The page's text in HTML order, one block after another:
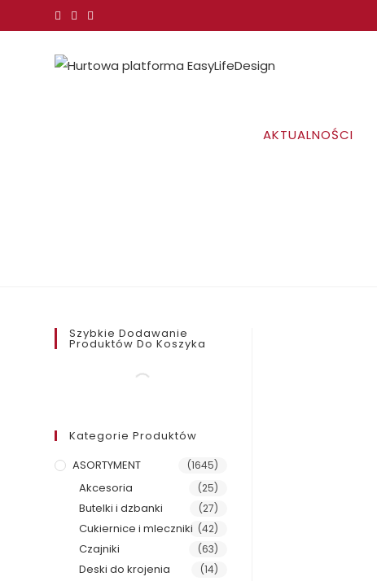
treści
AKTUALNOŚCI
Szybkie Dodawanie
Produktów Do Koszyka
Kategorie Produktów
ASORTYMENT
(1645)
Akcesoria (25)
Butelki i dzbanki (27)
Cukiernice i mleczniki (42)
Czajniki (63)
Deski do krojenia (14)